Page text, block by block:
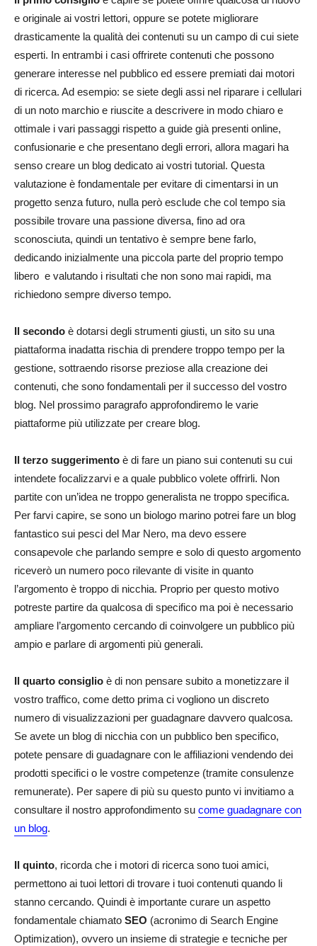
e originale ai vostri lettori, oppure se potete migliorare
drasticamente la qualità dei contenuti su un campo di cui siete
esperti. In entrambi i casi offrirete contenuti che possono
generare interesse nel pubblico ed essere premiati dai motori
di ricerca. Ad esempio: se siete degli assi nel riparare i cellulari
di un noto marchio e riuscite a descrivere in modo chiaro e
ottimale i vari passaggi rispetto a guide già presenti online,
confusionarie e che presentano degli errori, allora magari ha
senso creare un blog dedicato ai vostri tutorial. Questa
valutazione è fondamentale per evitare di cimentarsi in un
progetto senza futuro, nulla però esclude che col tempo sia
possibile trovare una passione diversa, fino ad ora
sconosciuta, quindi un tentativo è sempre bene farlo,
dedicando inizialmente una piccola parte del proprio tempo
libero e valutando i risultati che non sono mai rapidi, ma
richiedono sempre diverso tempo.
Il secondo è dotarsi degli strumenti giusti, un sito su una
piattaforma inadatta rischia di prendere troppo tempo per la
gestione, sottraendo risorse preziose alla creazione dei
contenuti, che sono fondamentali per il successo del vostro
blog. Nel prossimo paragrafo approfondiremo le varie
piattaforme più utilizzate per creare blog.
Il terzo suggerimento è di fare un piano sui contenuti su cui
intendete focalizzarvi e a quale pubblico volete offrirli. Non
partite con un’idea ne troppo generalista ne troppo specifica.
Per farvi capire, se sono un biologo marino potrei fare un blog
fantastico sui pesci del Mar Nero, ma devo essere
consapevole che parlando sempre e solo di questo argomento
riceverò un numero poco rilevante di visite in quanto
l’argomento è troppo di nicchia. Proprio per questo motivo
potreste partire da qualcosa di specifico ma poi è necessario
ampliare l’argomento cercando di coinvolgere un pubblico più
ampio e parlare di argomenti più generali.
Il quarto consiglio è di non pensare subito a monetizzare il
vostro traffico, come detto prima ci vogliono un discreto
numero di visualizzazioni per guadagnare davvero qualcosa.
Se avete un blog di nicchia con un pubblico ben specifico,
potete pensare di guadagnare con le affiliazioni vendendo dei
prodotti specifici o le vostre competenze (tramite consulenze
remunerate). Per sapere di più su questo punto vi invitiamo a
consultare il nostro approfondimento su come guadagnare con
un blog.
Il quinto, ricorda che i motori di ricerca sono tuoi amici,
permettono ai tuoi lettori di trovare i tuoi contenuti quando li
stanno cercando. Quindi è importante curare un aspetto
fondamentale chiamato SEO (acronimo di Search Engine
Optimization), ovvero un insieme di strategie e tecniche per